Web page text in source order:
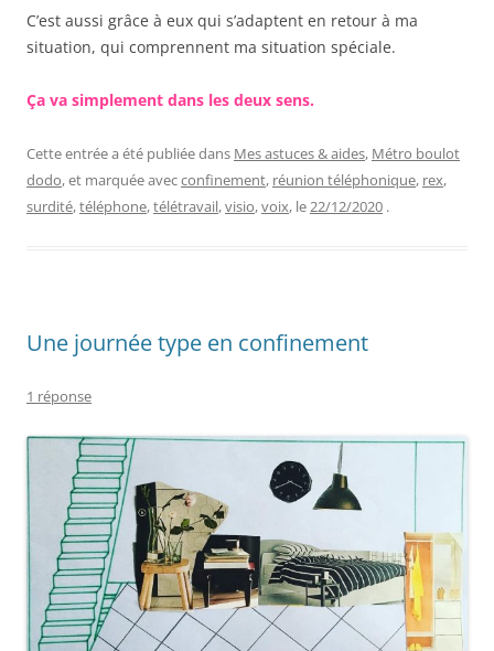
C’est aussi grâce à eux qui s’adaptent en retour à ma
situation, qui comprennent ma situation spéciale.
Ça va simplement dans les deux sens.
Cette entrée a été publiée dans Mes astuces & aides, Métro boulot
dodo, et marquée avecconfinement, réunion téléphonique, rex,
surdité,téléphone,télétravail,visio,voix, le22/12/2020 .
Une journée type en confinement
1 réponse